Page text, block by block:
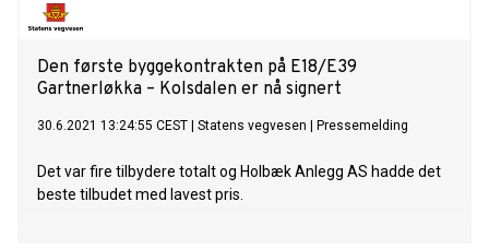
Den første byggekontrakten på E18/E39
Gartnerløkka – Kolsdalen er nå signert
30.6.2021 13:24:55 CEST Statens vegvesen Pressemelding
Det var fire tilbydere totalt og Holbæk Anlegg AS hadde det
beste tilbudet med lavest pris.